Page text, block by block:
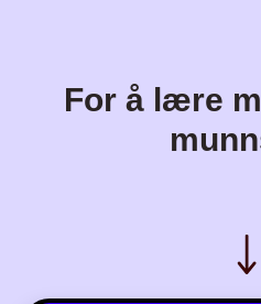
For å lære